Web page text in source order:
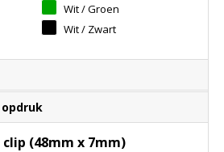
Wit / Groen
Wit / Zwart
(48mm x 7mm)